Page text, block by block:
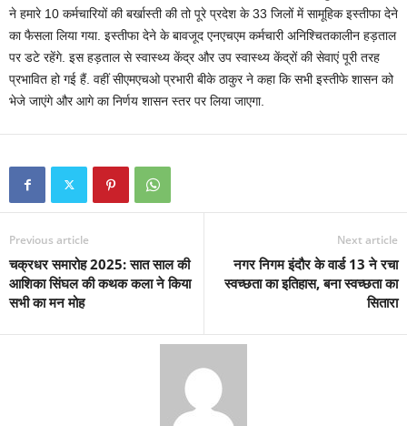
ने हमारे 10 कर्मचारियों की बर्खास्ती की तो पूरे प्रदेश के 33 जिलों में सामूहिक इस्तीफा देने
का फैसला लिया गया. इस्तीफा देने के बावजूद एनएचएम कर्मचारी अनिश्चितकालीन हड़ताल
पर डटे रहेंगे. इस हड़ताल से स्वास्थ्य केंद्र और उप स्वास्थ्य केंद्रों की सेवाएं पूरी तरह
प्रभावित हो गई हैं. वहीं सीएमएचओ प्रभारी बीके ठाकुर ने कहा कि सभी इस्तीफे शासन को
भेजे जाएंगे और आगे का निर्णय शासन स्तर पर लिया जाएगा.
Previous article
चक्रधर समारोह 2025: सात साल की
आशिका सिंघल की कथक कला ने किया
सभी का मन मोह
Next article
नगर निगम इंदौर के वार्ड 13 ने रचा
स्वच्छता का इतिहास, बना स्वच्छता का
सितारा